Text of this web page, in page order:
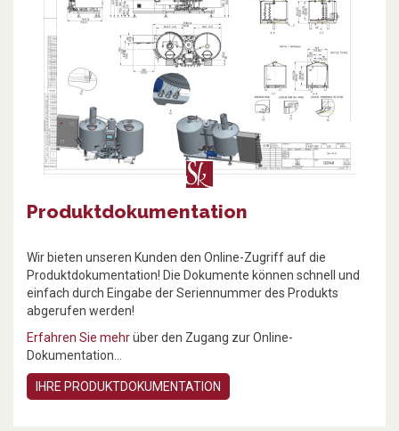
Produktdokumentation
Wir bieten unseren Kunden den Online-Zugriff auf die
Produktdokumentation! Die Dokumente können schnell und
einfach durch Eingabe der Seriennummer des Produkts
abgerufen werden!
Erfahren Sie mehrüber den Zugang zur Online-
Dokumentation...
IHRE PRODUKTDOKUMENTATION